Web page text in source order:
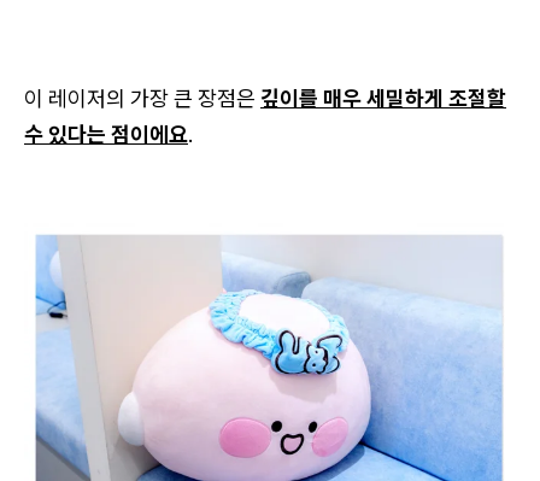
이 레이저의 가장 큰 장점은 깊이를 매우 세밀하게 조절할
수 있다는 점이에요.